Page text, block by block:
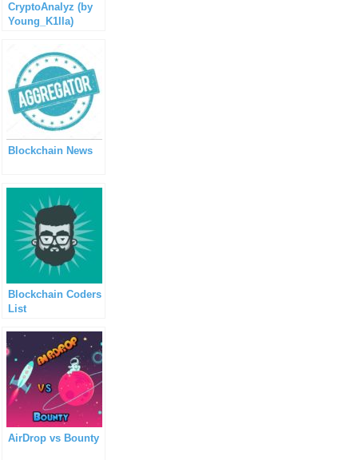
CryptoAnalyz (by
Young_K1lla)
Blockchain News
Blockchain Coders
List
AirDrop vs Bounty